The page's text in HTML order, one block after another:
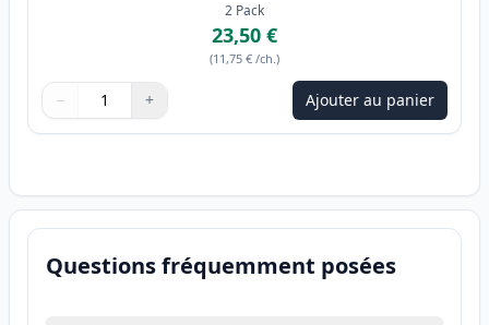
2 Pack
23,50 €
(11,75 € /ch.)
Quantité
Utilisez les boutons pour ajuster
− +
Quantité Ajouter au panier
Questions fréquemment posées